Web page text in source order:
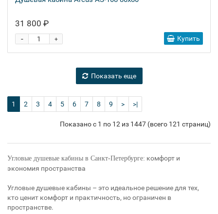
31 800 ₽
+
- Купить
Показать еще
1 2 3 4 5 6 7 8 9 > >|
Показано с 1 по 12 из 1447 (всего 121 страниц)
Угловые душевые кабины в Санкт-Петербурге: комфорт и
экономия пространства
Угловые душевые кабины – это идеальное решение для тех,
кто ценит комфорт и практичность, но ограничен в
пространстве.